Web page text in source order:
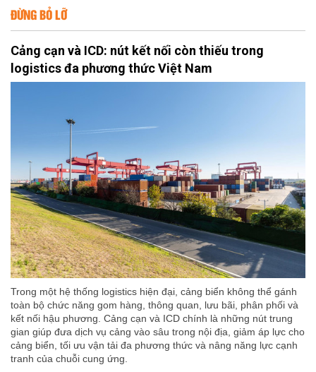
ĐỪNG BỎ LỠ
Cảng cạn và ICD: nút kết nối còn thiếu trong
logistics đa phương thức Việt Nam
Trong một hệ thống logistics hiện đại, cảng biển không thể gánh
toàn bộ chức năng gom hàng, thông quan, lưu bãi, phân phối và
kết nối hậu phương. Cảng cạn và ICD chính là những nút trung
gian giúp đưa dịch vụ cảng vào sâu trong nội địa, giảm áp lực cho
cảng biển, tối ưu vận tải đa phương thức và nâng năng lực cạnh
tranh của chuỗi cung ứng.